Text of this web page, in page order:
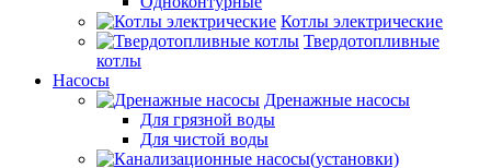
Котлы электрические
Твердотопливные
котлы
Насосы
Дренажные насосы
Для грязной воды
Для чистой воды